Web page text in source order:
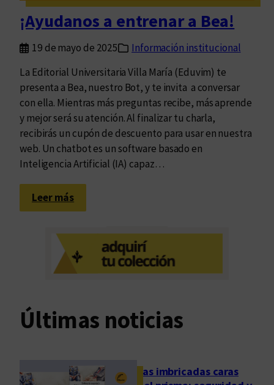
¡Ayudanos a entrenar a Bea!
19 de mayo de 2025
Información institucional
La Editorial Universitaria Villa María (Eduvim) te
presenta a Bea, nuestro Bot, y te invita a conversar
con ella. Mientras más preguntas recibe, más aprende
y mejor será su atención. Al finalizar tu charla,
recibirás un cupón de descuento para usar en nuestra
web. Un chatbot es un software basado en
Inteligencia Artificial (IA) capaz…
Leer más:
¡
u
d
o
e
n
Últimas noticias
Las imbricadas caras